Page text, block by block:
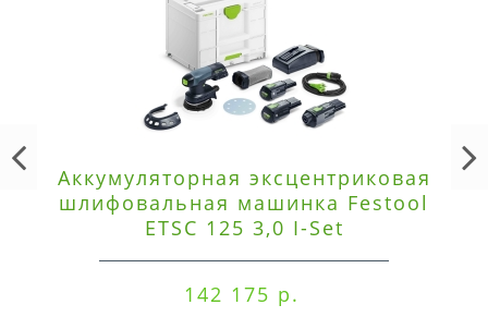
Аккумуляторная эксцентриковая
шлифовальная машинка Festool
ETSC 125 3,0 I-Set
142 175 р.